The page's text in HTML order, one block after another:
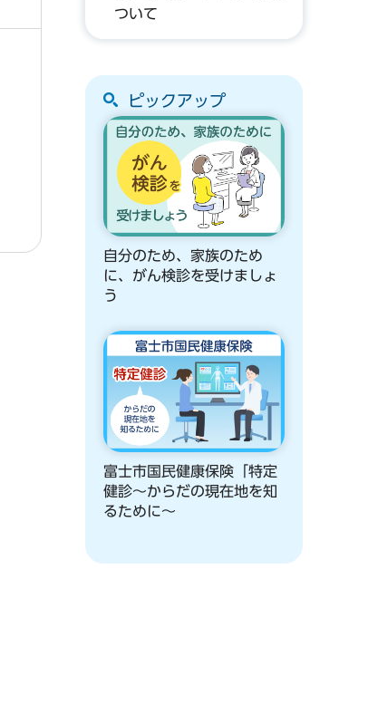
ついて
ピックアップ
自分のため、家族のため
に、がん検診を受けましょ
う
富士市国民健康保険「特定
健診～からだの現在地を知
るために～